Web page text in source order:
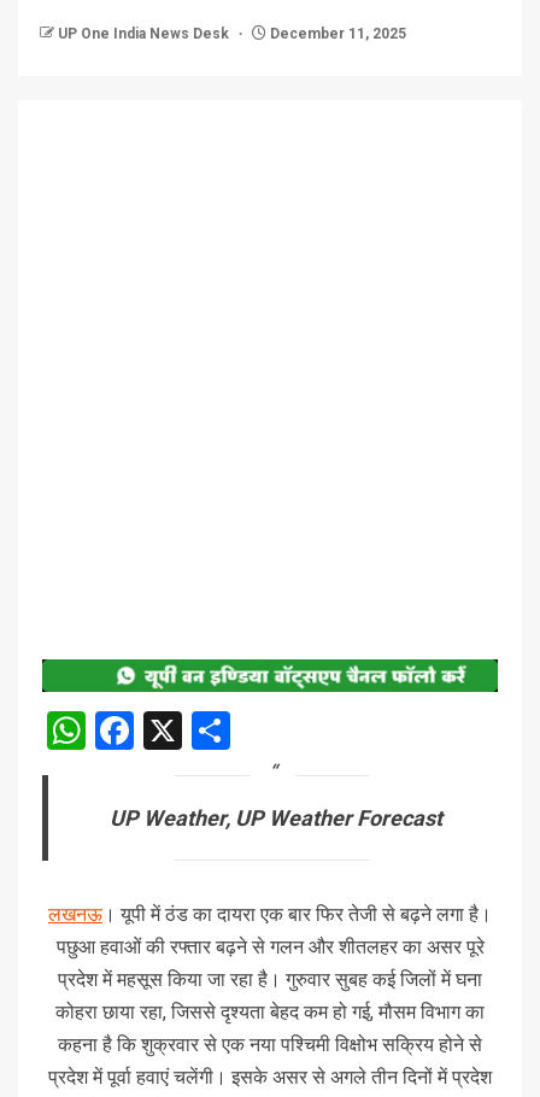
UP One India News Desk December 11, 2025
WhatsApp
Facebook
X
UP Weather, UP Weather Forecast
लखनऊ । यूपी में ठंड का दायरा एक बार फिर तेजी से बढ़ने लगा है।
पछुआ हवाओं की रफ्तार बढ़ने से गलन और शीतलहर का असर पूरे
प्रदेश में महसूस किया जा रहा है। गुरुवार सुबह कई जिलों में घना
कोहरा छाया रहा, जिससे दृश्यता बेहद कम हो गई, मौसम विभाग का
कहना है कि शुक्रवार से एक नया पश्चिमी विक्षोभ सक्रिय होने से
प्रदेश में पूर्वा हवाएं चलेंगी। इसके असर से अगले तीन दिनों में प्रदेश